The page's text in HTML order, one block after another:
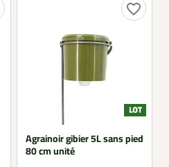
favorite_border
Agrainoir gibier 5L sans pied
80 cm unité